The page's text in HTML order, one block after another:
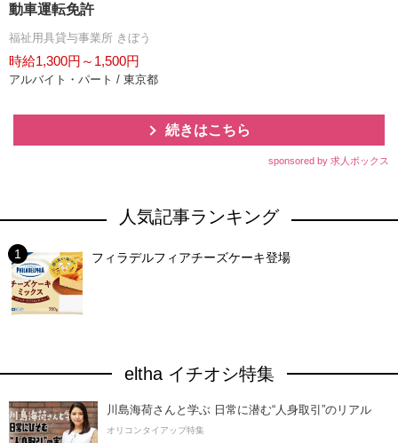
動車運転免許
福祉用具貸与事業所 きぼう
時給1,300円～1,500円
アルバイト・パート / 東京都
続きはこちら
sponsored by 求人ボックス
人気記事ランキング
フィラデルフィアチーズケーキ登場
eltha イチオシ特集
川島海荷さんと学ぶ 日常に潜む“人身取引”のリアル
オリコンタイアップ特集